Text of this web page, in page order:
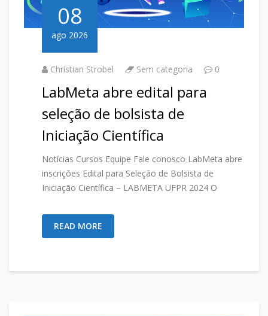
08
ago 2026
Christian Strobel Sem categoria 0
LabMeta abre edital para
seleção de bolsista de
Iniciação Científica
Notícias Cursos Equipe Fale conosco LabMeta abre
inscrições Edital para Seleção de Bolsista de
Iniciação Científica – LABMETA UFPR 2024 O
READ MORE